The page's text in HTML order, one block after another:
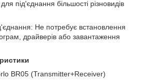
під'єднання більшості різновидів
Не потребує встановлення
драйверів або завантаження
BR05 (Transmitter+Receiver)